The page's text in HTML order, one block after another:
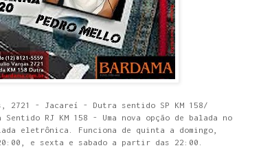
2721 - Jacareí - Dutra sentido SP KM 158/
RJ KM 158 - Uma nova opção de balada no
eletrônica. Funciona de quinta a domingo,
e sexta e sabado a partir das 22:00.